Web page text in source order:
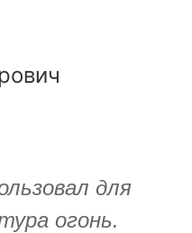
для
огонь.